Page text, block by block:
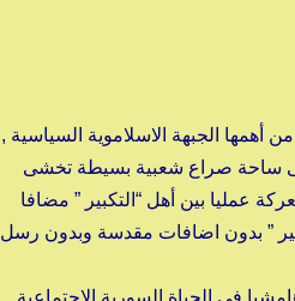
الجبهة الاسلاموية السياسية ,
ساحة صراع شعبية بسيطة تخشى
عمليا بين أهل “التكبير ” مضافا
” بدون اضافات مقدسة وبدون رسل
في الحياة السورية الاجتماعية